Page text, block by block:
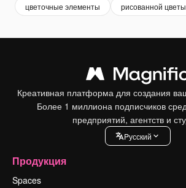
цветочные элементы рисованной цветы
Креативная платформа для создания
Более 1 миллиона подписчиков
предприятий, агентств и
Pусский
Продукция
Spaces